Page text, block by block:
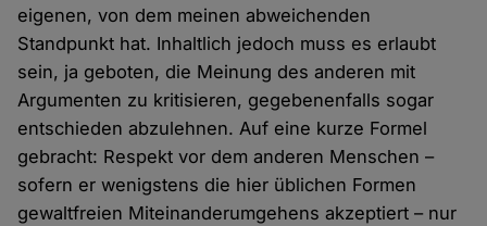
eigenen, von dem meinen abweichenden
Standpunkt hat. Inhaltlich jedoch muss es erlaubt
sein, ja geboten, die Meinung des anderen mit
Argumenten zu kritisieren, gegebenenfalls sogar
entschieden abzulehnen. Auf eine kurze Formel
gebracht: Respekt vor dem anderen Menschen –
sofern er wenigstens die hier üblichen Formen
gewaltfreien Miteinanderumgehens akzeptiert – nur